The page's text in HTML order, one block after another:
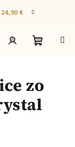
€
košík
zo